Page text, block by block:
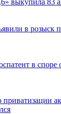
в розыск
в споре